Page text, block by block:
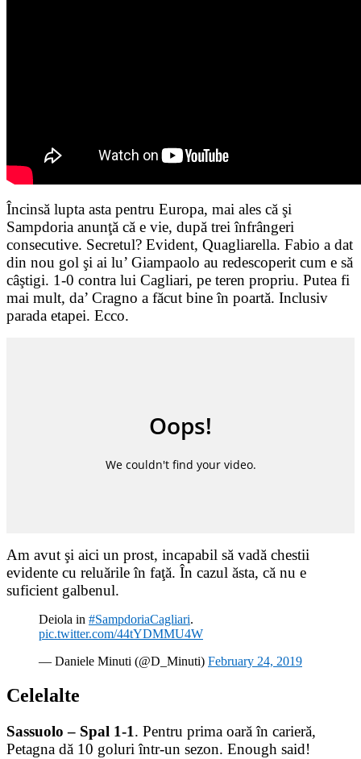
Încinsă lupta asta pentru Europa, mai ales că şi
Sampdoria anunţă că e vie, după trei înfrângeri
consecutive. Secretul? Evident, Quagliarella. Fabio a dat
din nou gol şi ai lu’ Giampaolo au redescoperit cum e să
câştigi. 1-0 contra lui Cagliari, pe teren propriu. Putea fi
mai mult, da’ Cragno a făcut bine în poartă. Inclusiv
parada etapei. Ecco.
Am avut şi aici un prost, incapabil să vadă chestii
evidente cu reluările în faţă. În cazul ăsta, că nu e
suficient galbenul.
Deiola in #SampdoriaCagliari.
pic.twitter.com/44tYDMMU4W
— Daniele Minuti (@D_Minuti) February 24, 2019
Celelalte
Sassuolo – Spal 1-1. Pentru prima oară în carieră,
Petagna dă 10 goluri într-un sezon. Enough said!